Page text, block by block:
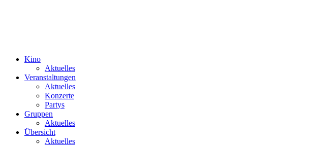
Kino
Aktuelles
Veranstaltungen
Aktuelles
Konzerte
Partys
Gruppen
Aktuelles
Übersicht
Aktuelles